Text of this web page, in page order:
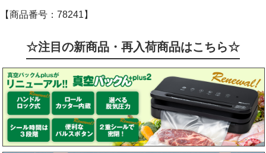
【商品番号：78241】
☆注目の新商品・再入荷商品はこちら☆